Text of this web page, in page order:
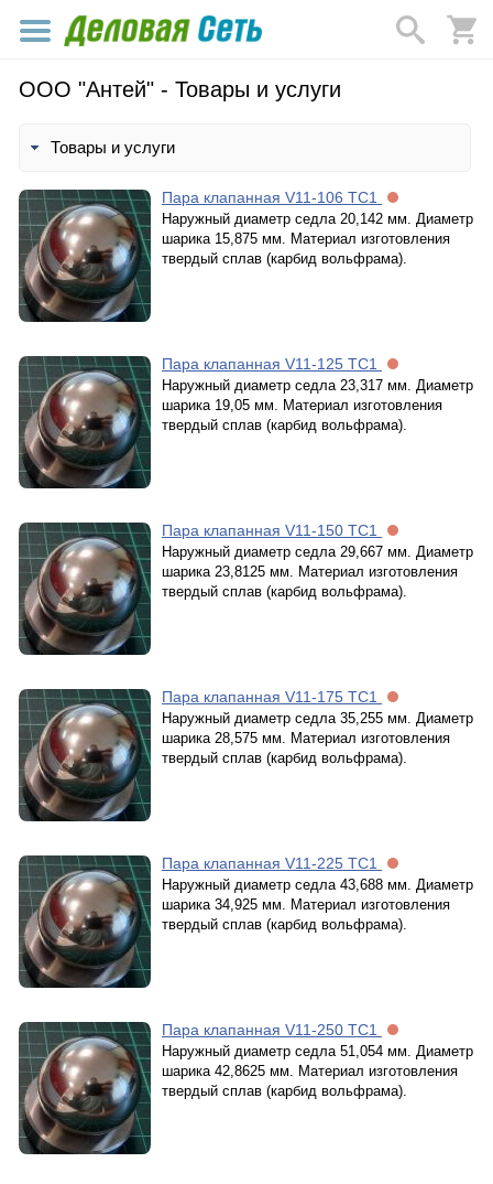
ООО "Антей" - Товары и услуги
Товары и услуги
Пара клапанная V11-106 TC1
Наружный диаметр седла 20,142 мм. Диаметр
шарика 15,875 мм. Материал изготовления
твердый сплав (карбид вольфрама).
Пара клапанная V11-125 TC1
Наружный диаметр седла 23,317 мм. Диаметр
шарика 19,05 мм. Материал изготовления
твердый сплав (карбид вольфрама).
Пара клапанная V11-150 TC1
Наружный диаметр седла 29,667 мм. Диаметр
шарика 23,8125 мм. Материал изготовления
твердый сплав (карбид вольфрама).
Пара клапанная V11-175 TC1
Наружный диаметр седла 35,255 мм. Диаметр
шарика 28,575 мм. Материал изготовления
твердый сплав (карбид вольфрама).
Пара клапанная V11-225 TC1
Наружный диаметр седла 43,688 мм. Диаметр
шарика 34,925 мм. Материал изготовления
твердый сплав (карбид вольфрама).
Пара клапанная V11-250 TC1
Наружный диаметр седла 51,054 мм. Диаметр
шарика 42,8625 мм. Материал изготовления
твердый сплав (карбид вольфрама).